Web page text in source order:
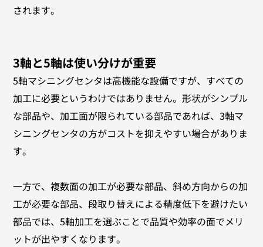
されます。
3軸と5軸は使い分けが重要
5軸マシニングセンタは高機能な設備ですが、すべての
加工に必要というわけではありません。形状がシンプル
な部品や、加工面が限られている部品であれば、3軸マ
シニングセンタの方がコストを抑えやすい場合がありま
す。
一方で、複数面の加工が必要な部品、斜め方向からの加
工が必要な部品、段取り替えによる精度低下を避けたい
部品では、5軸加工を選ぶことで品質や効率の面でメリ
ットが出やすくなります。